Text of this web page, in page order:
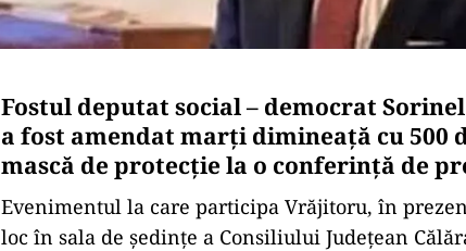
Fostul deputat social – democrat
a fost amendat marți dimineață cu 500
mască de protecție la o conferință de
Evenimentul la care participa Vrăjitoru, în
loc în sala de ședințe a Consiliului Județean